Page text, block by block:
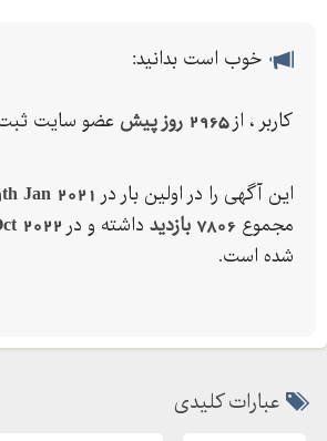
آریا شیمی
دیازینون،
سموم حشره کش،سموم قارچ کش،سموم
،سموم موش کش
مدیریت : مهندس مجیدی
خوب است بدانید:
کاربر ، از2965 روز پیش عضو سایت
این آگهی را در اولین بار در Jan 2021
مجموع 7806 بازدید داشته و در 2022
شده است.
عبارات کلیدی